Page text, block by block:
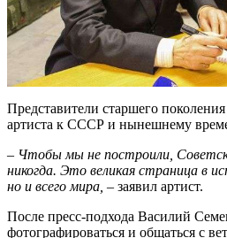
Представители старшего
артиста к СССР и нынешнему
– Чтобы мы не построили,
никогда. Это великая страница в
но и всего мира, – заявил артист.
После пресс-подхода Василий
фотографироваться и общаться с